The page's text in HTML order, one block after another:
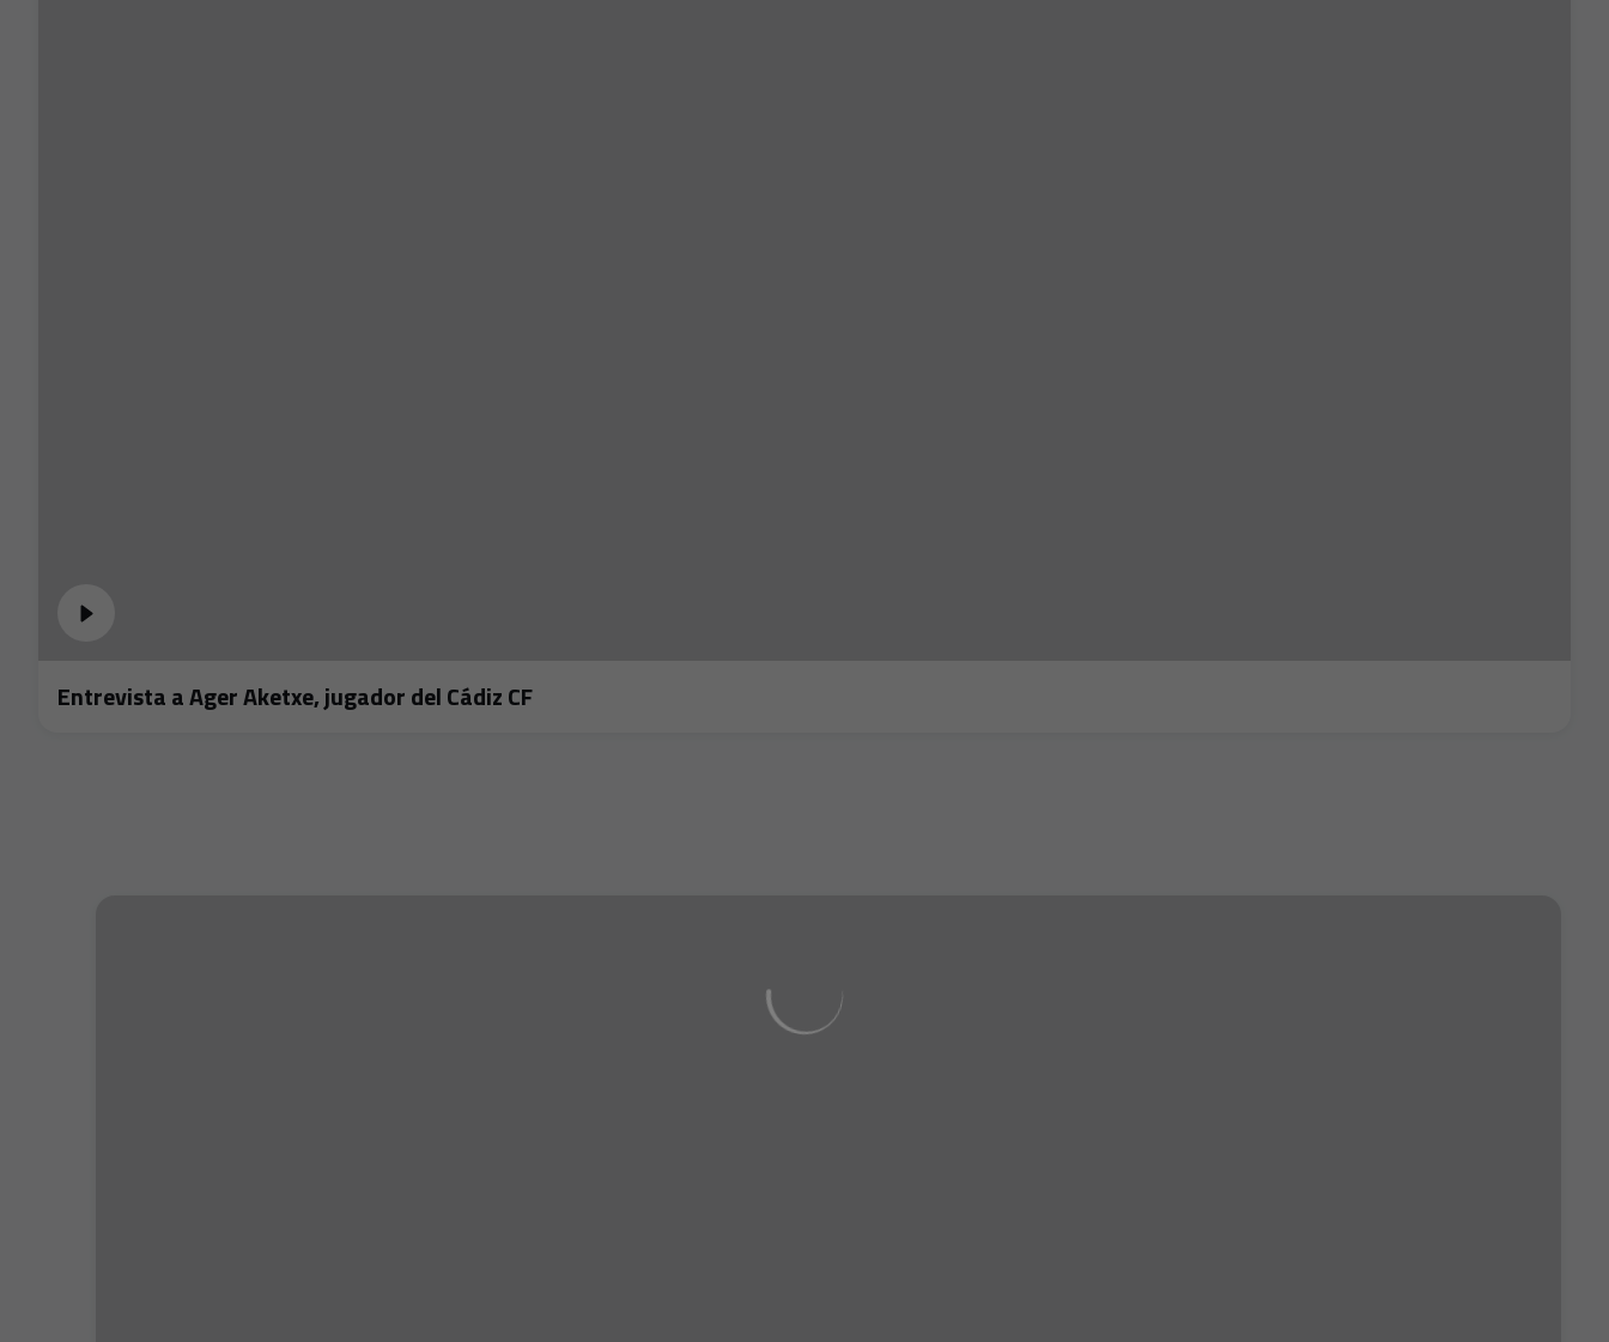
Entrevista a Ager Aketxe, jugador del Cádiz CF